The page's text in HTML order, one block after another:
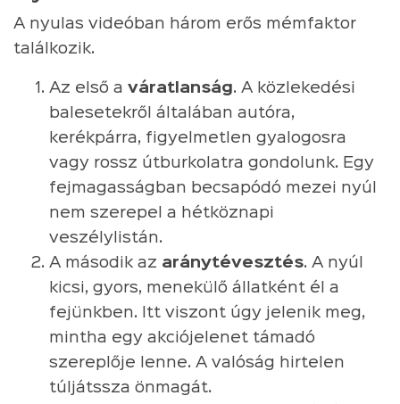
A nyulas videóban három erős mémfaktor
találkozik.
Az első a váratlanság. A közlekedési
balesetekről általában autóra,
kerékpárra, figyelmetlen gyalogosra
vagy rossz útburkolatra gondolunk. Egy
fejmagasságban becsapódó mezei nyúl
nem szerepel a hétköznapi
veszélylistán.
A második az aránytévesztés. A nyúl
kicsi, gyors, menekülő állatként él a
fejünkben. Itt viszont úgy jelenik meg,
mintha egy akciójelenet támadó
szereplője lenne. A valóság hirtelen
túljátssza önmagát.